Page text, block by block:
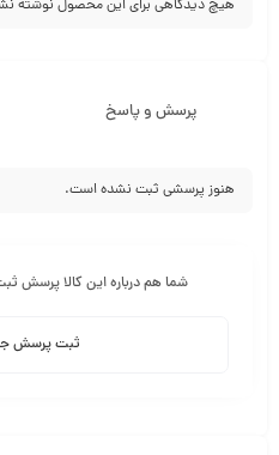
هیچ دیدگاهی برای این محصول نوشته
پرسش و پاسخ
هنوز پرسشی ثبت نشده است.
شما هم درباره این کالا پرسش
ثبت پرسش